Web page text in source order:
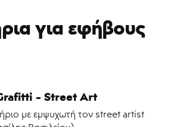
για εφήβους
-StreetΑrt
με εμψυχωτή τον street artist